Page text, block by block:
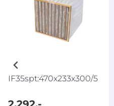
IF35spt:470x233x300/5